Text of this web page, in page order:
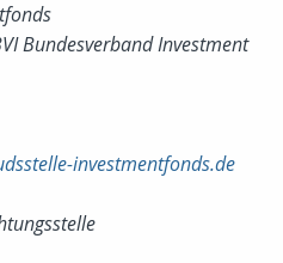
Bundesverband Investment
investmentfonds.de